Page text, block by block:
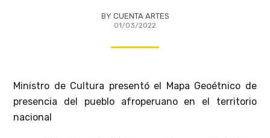
BY CUENTA ARTES
01/03/2022
Ministro de Cultura presentó el Mapa Geoétnico de
presencia del pueblo afroperuano en el territorio
nacional